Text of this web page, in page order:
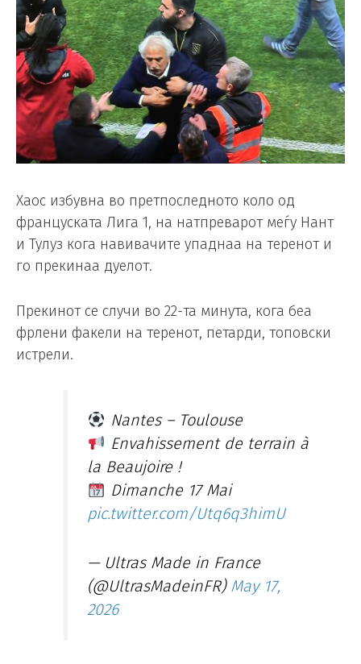
Хаос избувна во претпоследното коло од
француската Лига 1, на натпреварот меѓу Нант
и Тулуз кога навивачите упаднаа на теренот и
го прекинаа дуелот.
Прекинот се случи во 22-та минута, кога беа
фрлени факели на теренот, петарди, топовски
истрели.
Nantes – Toulouse
Envahissement de terrain à
la Beaujoire !
Dimanche 17 Mai
pic.twitter.com/Utq6q3himU
— Ultras Made in France
(@UltrasMadeinFR) May 17,
2026